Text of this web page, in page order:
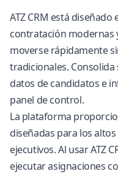
ATZ CRM está
contratación modernas
moverse rápidamente
tradicionales. Consolida
datos de candidatos e
panel de control.
La plataforma
diseñadas para los
ejecutivos. Al usar ATZ
ejecutar asignaciones